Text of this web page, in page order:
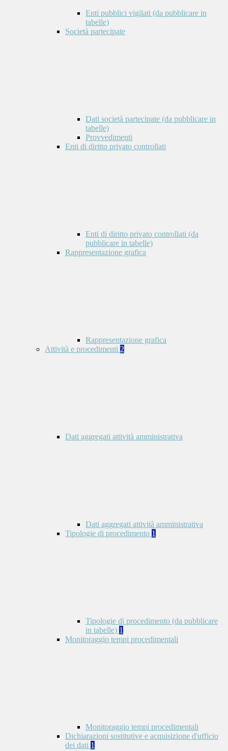
Enti pubblici vigilati (da pubblicare in
tabelle)
Società partecipate
Dati società partecipate (da pubblicare in
tabelle)
Provvedimenti
Enti di diritto privato controllati
Enti di diritto privato controllati (da
pubblicare in tabelle)
Rappresentazione grafica
Rappresentazione grafica
Attività e procedimenti 2
Dati aggregati attività amministrativa
Dati aggregati attività amministrativa
Tipologie di procedimento 1
Tipologie di procedimento (da pubblicare
in tabelle) 1
Monitoraggio tempi procedimentali
Monitoraggio tempi procedimentali
Dichiarazioni sostitutive e acquisizione d'ufficio
dei dati 1